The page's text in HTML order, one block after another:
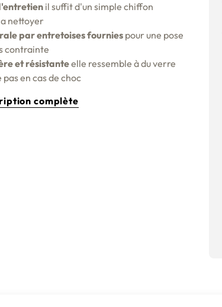
il suffit d'un simple chiffon
nettoyer
par entretoises fourniespour une pose
contrainte
et résistanteelle ressemble à du verre
pas en cas de choc
complète